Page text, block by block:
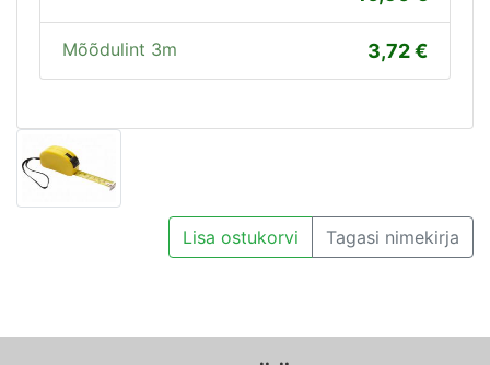
3,72
Mõõdulint 3m
Lisa ostukorvi Tagasi nimekirja